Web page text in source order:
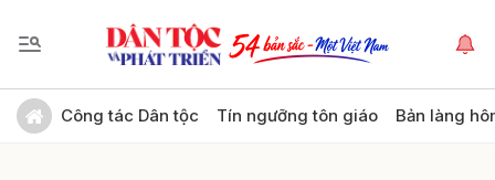
Công tác Dân tộc Tín ngưỡng tôn giáo Bản làng
Gửi bình luận